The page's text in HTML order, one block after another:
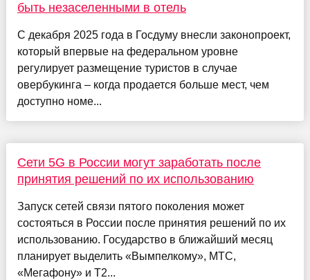
быть незаселенными в отель
С декабря 2025 года в Госдуму внесли законопроект,
который впервые на федеральном уровне
регулирует размещение туристов в случае
овербукинга – когда продается больше мест, чем
доступно номе...
Сети 5G в России могут заработать после
принятия решений по их использованию
Запуск сетей связи пятого поколения может
состояться в России после принятия решений по их
использованию. Государство в ближайший месяц
планирует выделить «Вымпелкому», МТС,
«Мегафону» и T2...